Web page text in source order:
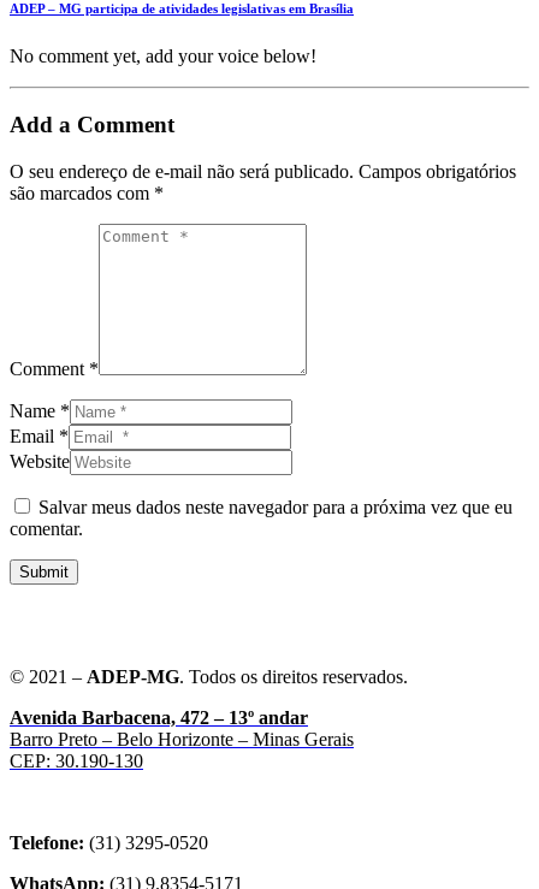
ADEP – MG participa de atividades legislativas em Brasília
No comment yet, add your voice below!
Add a Comment
O seu endereço de e-mail não será publicado. Campos obrigatórios
são marcados com *
Comment *
Name *
Email *
Website
Salvar meus dados neste navegador para a próxima vez que eu
comentar.
Submit
© 2021 – ADEP-MG. Todos os direitos reservados.
Avenida Barbacena, 472 – 13º andar
Barro Preto – Belo Horizonte – Minas Gerais
CEP: 30.190-130
Telefone: (31) 3295-0520
WhatsApp: (31) 9.8354-5171